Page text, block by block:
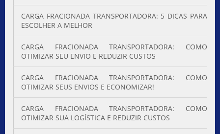
CARGA FRACIONADA TRANSPORTADORA: 5 DICAS PARA
ESCOLHER A MELHOR
CARGA FRACIONADA TRANSPORTADORA: COMO
OTIMIZAR SEU ENVIO E REDUZIR CUSTOS
CARGA FRACIONADA TRANSPORTADORA: COMO
OTIMIZAR SEUS ENVIOS E ECONOMIZAR!
CARGA FRACIONADA TRANSPORTADORA: COMO
OTIMIZAR SUA LOGÍSTICA E REDUZIR CUSTOS